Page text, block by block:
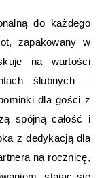
do każdego
zapakowany w
na wartości
ślubnych –
dla gości z
spójną całość i
z dedykacją dla
na rocznicę,